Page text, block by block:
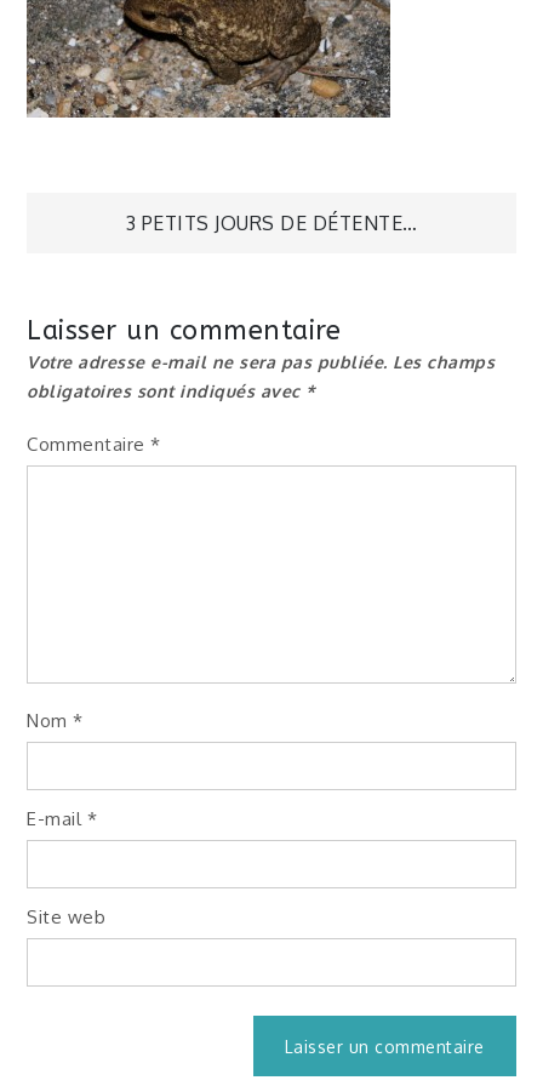
Navigation
l’article
3 PETITS JOURS DE DÉTENTE…
Laisser un commentaire
Votre adresse e-mail ne sera pas publiée. Les champs
obligatoires sont indiqués avec *
Commentaire*
Nom*
E-mail *
Site web